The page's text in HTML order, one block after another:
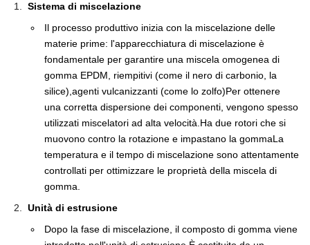
Sistema di miscelazione
Il processo produttivo inizia con la miscelazione delle
materie prime: l'apparecchiatura di miscelazione è
fondamentale per garantire una miscela omogenea di
gomma EPDM, riempitivi (come il nero di carbonio, la
silice),agenti vulcanizzanti (come lo zolfo)Per ottenere
una corretta dispersione dei componenti, vengono spesso
utilizzati miscelatori ad alta velocità.Ha due rotori che si
muovono contro la rotazione e impastano la gommaLa
temperatura e il tempo di miscelazione sono attentamente
controllati per ottimizzare le proprietà della miscela di
gomma.
Unità di estrusione
Dopo la fase di miscelazione, il composto di gomma viene